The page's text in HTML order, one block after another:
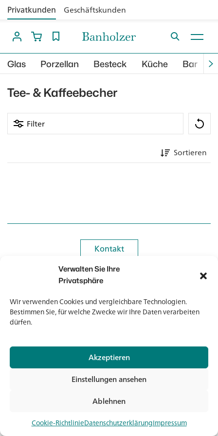
Verwalten Sie Ihre
Privatsphäre
Wir verwenden Cookies und vergleichbare Technologien.
Bestimmen Sie, für welche Zwecke wir Ihre Daten verarbeiten
dürfen.
Akzeptieren
Ablehnen
Einstellungen ansehen
Cookie-RichtlinieDatenschutzerklärungImpressum
Privatkunden Geschäftskunden
Glas Porzellan Besteck Küche Bar
Tee- & Kaffeebecher
Filter
Sortieren
Kontakt
Kontakt
Newsletter
Newsletter
© 2026 Banholzer AG
Impressum
Datenschutz
AGB